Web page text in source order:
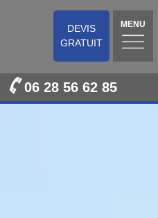
DEVIS
GRATUIT
MENU
06 28 56 62 85